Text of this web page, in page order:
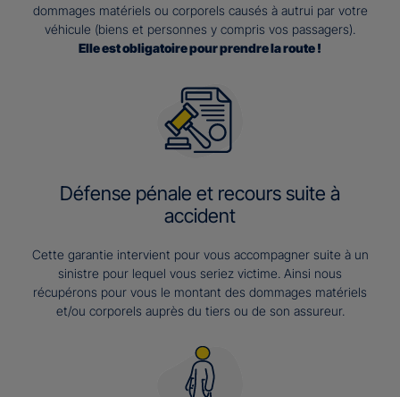
dommages matériels ou corporels causés à autrui par votre
véhicule (biens et personnes y compris vos passagers).
Elle est obligatoire pour prendre la route !
Défense pénale et recours suite à
accident
Cette garantie intervient pour vous accompagner suite à un
sinistre pour lequel vous seriez victime. Ainsi nous
récupérons pour vous le montant des dommages matériels
et/ou corporels auprès du tiers ou de son assureur.